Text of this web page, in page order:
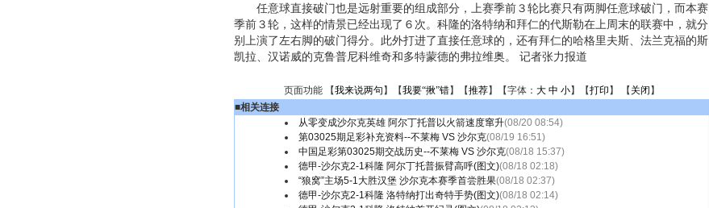
任意球直接破门也是远射重要的组成部分，上赛季前３轮比赛只有两脚任意球破门，而本赛
季前３轮，这样的情景已经出现了６次。科隆的洛特纳和拜仁的代斯勒在上周末的联赛中，就分
别上演了左右脚的破门得分。此外打进了直接任意球的，还有拜仁的哈格里夫斯、法兰克福的斯
凯拉、汉诺威的克鲁普尼科维奇和多特蒙德的弗拉维奥。 记者张力报道
页面功能 【我来说两句 】【我要“揪”错】【推荐】【字体： 大 中 小】【打印 】 【 关闭 】
■相关连接
从零变成沙尔克英雄 阿尔丁托普以火箭速度窜升(08/20 08:54)
第03025期足彩补充资料--不莱梅 VS 沙尔克(08/19 16:51)
中国足彩第03025期交战历史--不莱梅 VS 沙尔克(08/18 15:37)
德甲-沙尔克2-1科隆 阿尔丁托普振臂高呼(图文)(08/18 02:18)
“狼窝”主场5-1大胜汉堡 沙尔克本赛季首尝胜果(08/18 02:37)
德甲-沙尔克2-1科隆 洛特纳打出奇特手势(图文)(08/18 02:14)